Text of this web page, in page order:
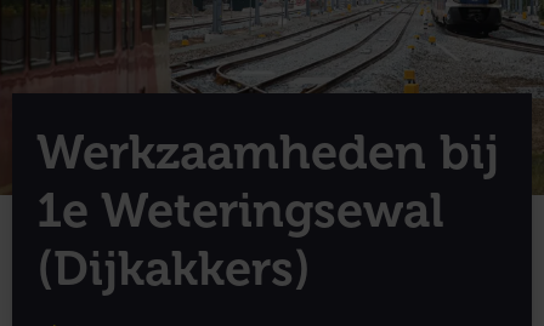
Werkzaamheden bij
1e Weteringsewal
(Dijkakkers)